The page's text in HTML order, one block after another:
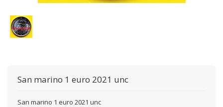
San marino 1 euro 2021 unc
San marino 1 euro 2021 unc